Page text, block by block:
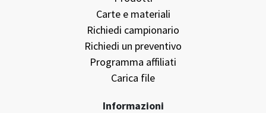
Carte e materiali
Richiedi campionario
Richiedi un preventivo
Programma affiliati
Carica file
Informazioni